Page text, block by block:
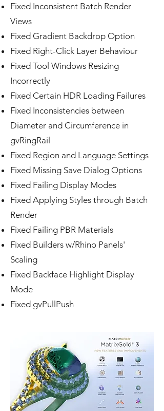
Fixed Inconsistent Batch Render
Views
Fixed Gradient Backdrop Option
Fixed Right-Click Layer Behaviour
Fixed Tool Windows Resizing
Incorrectly
Fixed Certain HDR Loading Failures
Fixed Inconsistencies between
Diameter and Circumference in
gvRingRail
Fixed Region and Language Settings
Fixed Missing Save Dialog Options
Fixed Failing Display Modes
Fixed Applying Styles through Batch
Render
Fixed Failing PBR Materials
Fixed Builders w/Rhino Panels'
Scaling
Fixed Backface Highlight Display
Mode
Fixed gvPullPush